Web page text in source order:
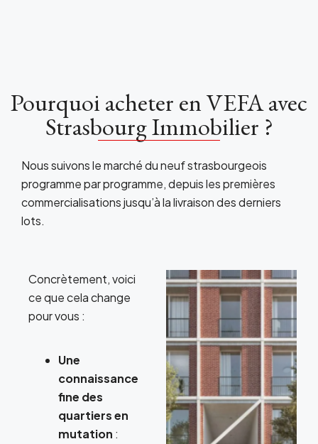
Pourquoi acheter en VEFA avec
Strasbourg Immobilier ?
Nous suivons le marché du neuf strasbourgeois
programme par programme, depuis les premières
commercialisations jusqu’à la livraison des derniers
lots.
Concrètement, voici
ce que cela change
pour vous :
Une
connaissance
fine des
quartiers en
mutation :